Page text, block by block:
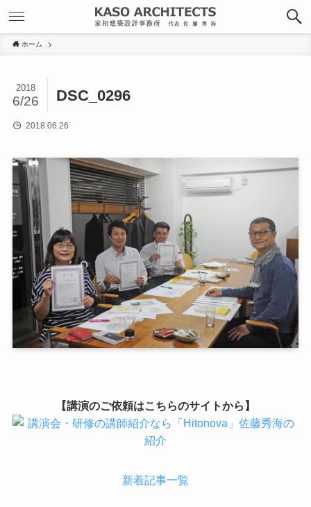
ホーム
DSC_0296
2018
6/26
2018.06.26
【講演のご依頼はこちらのサイトから】
新着記事一覧